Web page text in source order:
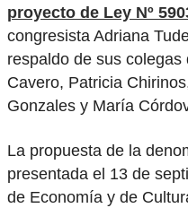
proyecto de Ley Nº
congresista Adriana
respaldo de sus
Cavero, Patricia
Gonzales y María
La propuesta de la
presentada el 13 de
de Economía y de